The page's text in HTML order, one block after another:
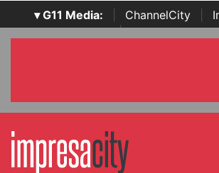
▾ G11 Media: ChannelCity
SecurityOpenLab | Italian Channel